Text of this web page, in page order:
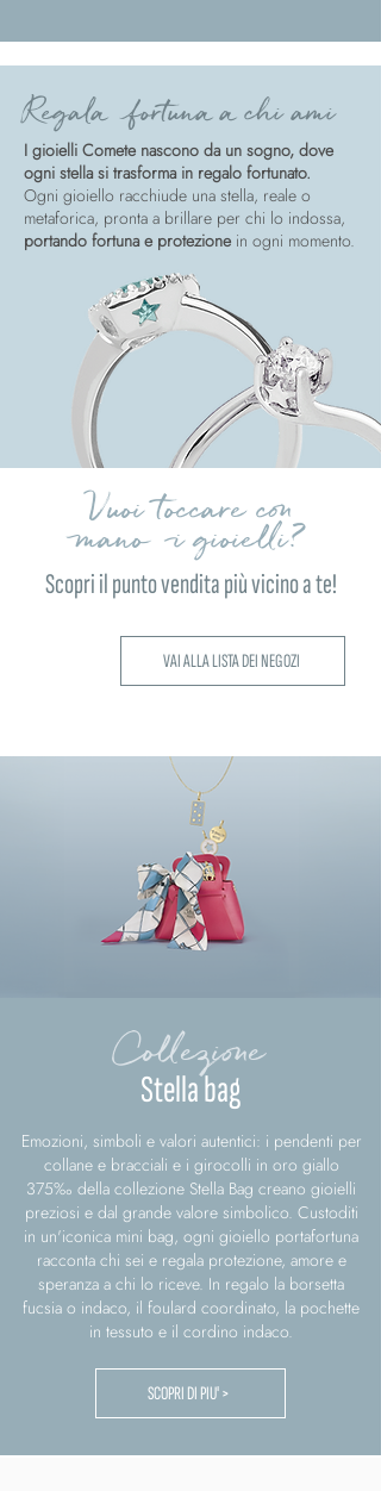
Regala fortuna a chi ami
I gioielli Comete nascono da un sogno, dove
ogni stella si trasforma in regalo fortunato.
Ogni gioiello racchiude una stella, reale o
metaforica, pronta a brillare per chi lo indossa,
portando fortuna e protezione in ogni momento.
Vuoi toccare con
mano i gioielli?
Scopri il punto vendita più vicino a te!
VAI ALLA LISTA DEI NEGOZI
Collezione
Stella bag
Emozioni, simboli e valori autentici: i pendenti per
collane e bracciali e i girocolli in oro giallo
375‰ della collezione Stella Bag creano gioielli
preziosi e dal grande valore simbolico. Custoditi
in un'iconica mini bag, ogni gioiello portafortuna
racconta chi sei e regala protezione, amore e
speranza a chi lo riceve. In regalo la borsetta
fucsia o indaco, il foulard coordinato, la pochette
in tessuto e il cordino indaco.
SCOPRI DI PIU' >